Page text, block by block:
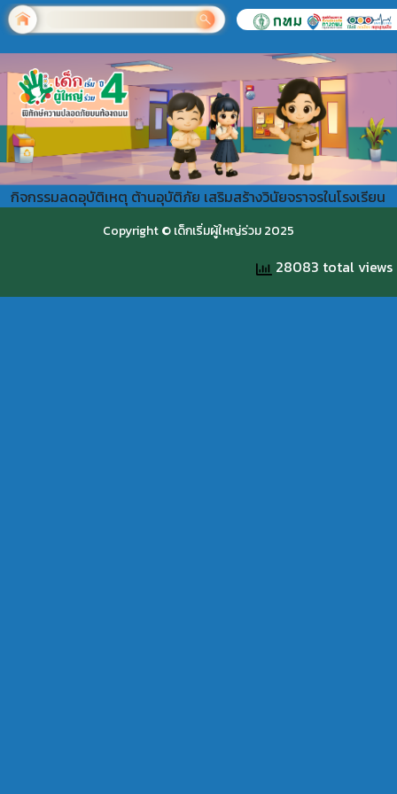
กิจกรรมลดอุบัติเหตุ ต้านอุบัติภัย เสริมสร้างวินัยจราจรในโรงเรียน
Copyright © เด็กเริ่มผู้ใหญ่ร่วม 2025
28083 total views